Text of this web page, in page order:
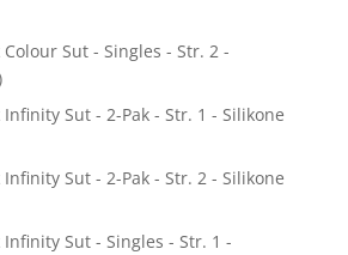
Colour Sut - Singles - Str. 2 -
Infinity Sut - 2-Pak - Str. 1 - Silikone
Infinity Sut - 2-Pak - Str. 2 - Silikone
Infinity Sut - Singles - Str. 1 -